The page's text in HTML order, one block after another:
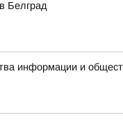
Белград
информации и